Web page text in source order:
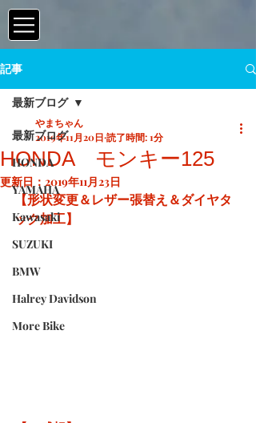
記事
最新ブログ
HONDA
YAMAHA
Kawasaki
SUZUKI
BMW
Halrey Davidson
More Bike
最新ブログ
HONDA モンキー125
やまちゃん
2019年11月20日 読了時間: 1分
更新日： 2019年11月23日
【形状変更＆レザー張替え＆ダイヤタ
ック加工】